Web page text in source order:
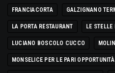
FRANCIACORTA GALZIGNANO
LA PORTA RESTAURANT LE
LUCIANO BOSCOLO CUCCO
MONSELICE PER LE PARI OPPORTUNITÀ